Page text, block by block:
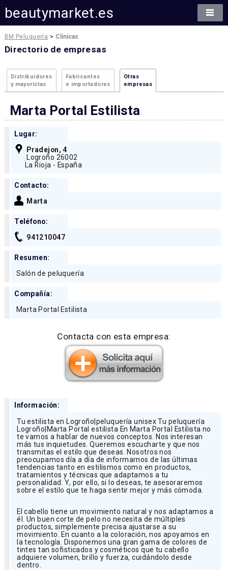
beautymarket.es
BM Peluquería > Clínicas
Directorio de empresas
Distribuidores
y mayoristas
Fabricantes
e importadores
Otras
empresas
Marta Portal Estilista
Lugar:
Pradejon, 4
Logroño 26002
La Rioja - España
Contacto:
Marta
Teléfono:
941210047
Resumen:
Salón de peluquería
Compañía:
Marta Portal Estilista
Contacta con esta empresa:
Información:
Tu estilista en Logroño|peluquería unisex Tu peluquería
Logroño|Marta Portal estilista En Marta Portal Estilista no
te vamos a hablar de nuevos conceptos. Nos interesan
más tus inquietudes. Queremos escucharte y que nos
transmitas el estilo que deseas. Nosotros nos
preocupamos día a día de informarnos de las últimas
tendencias tanto en estilismos como en productos,
tratamientos y técnicas que adaptamos a tu
personalidad. Y, por ello, si lo deseas, te asesoraremos
sobre el estilo que te haga sentir mejor y más cómoda.
El cabello tiene un movimiento natural y nos adaptamos a
él. Un buen corte de pelo no necesita de múltiples
productos, simplemente precisa ajustarse a su
movimiento. En cuanto a la coloración, nos apoyamos en
la tecnología. Disponemos una gran gama de colores de
tintes tan sofisticados y cosméticos que tu cabello
adquiere volumen, brillo y fuerza, cuidándolo desde
dentro.